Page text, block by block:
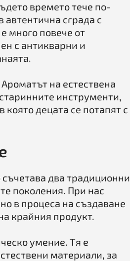
времето тече по-
сграда с
много повече от
с антикварни и
на естествена
инструменти,
децата се потапят с
съчетава два традиционни
поколения. При нас
в процеса на създаване
крайния продукт.
умение. Тя е
материали, за